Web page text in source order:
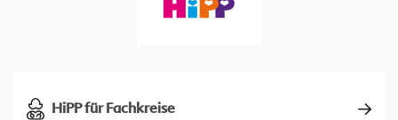
HiPP für Fachkreise